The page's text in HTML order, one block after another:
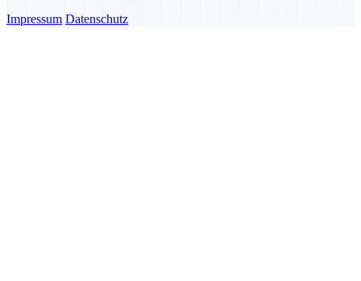
Impressum Datenschutz